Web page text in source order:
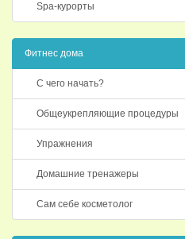
Spa-курорты
Фитнес дома
С чего начать?
Общеукрепляющие процедуры
Упражнения
Домашние тренажеры
Сам себе косметолог